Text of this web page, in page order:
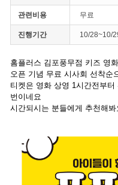
관련비용 무료
진행기간 10/28~10/
홈플러스 김포풍무점 키즈 영
오픈 기념 무료 시사회 선착순
티켓은 영화 상영 1시간전부
번이네요
시간되시는 분들에게 추천해봐